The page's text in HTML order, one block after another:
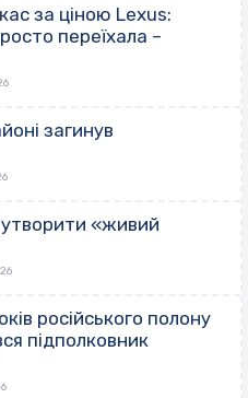
за ціною Lexus:
переїхала –
загинув
«живий
російського полону
підполковник